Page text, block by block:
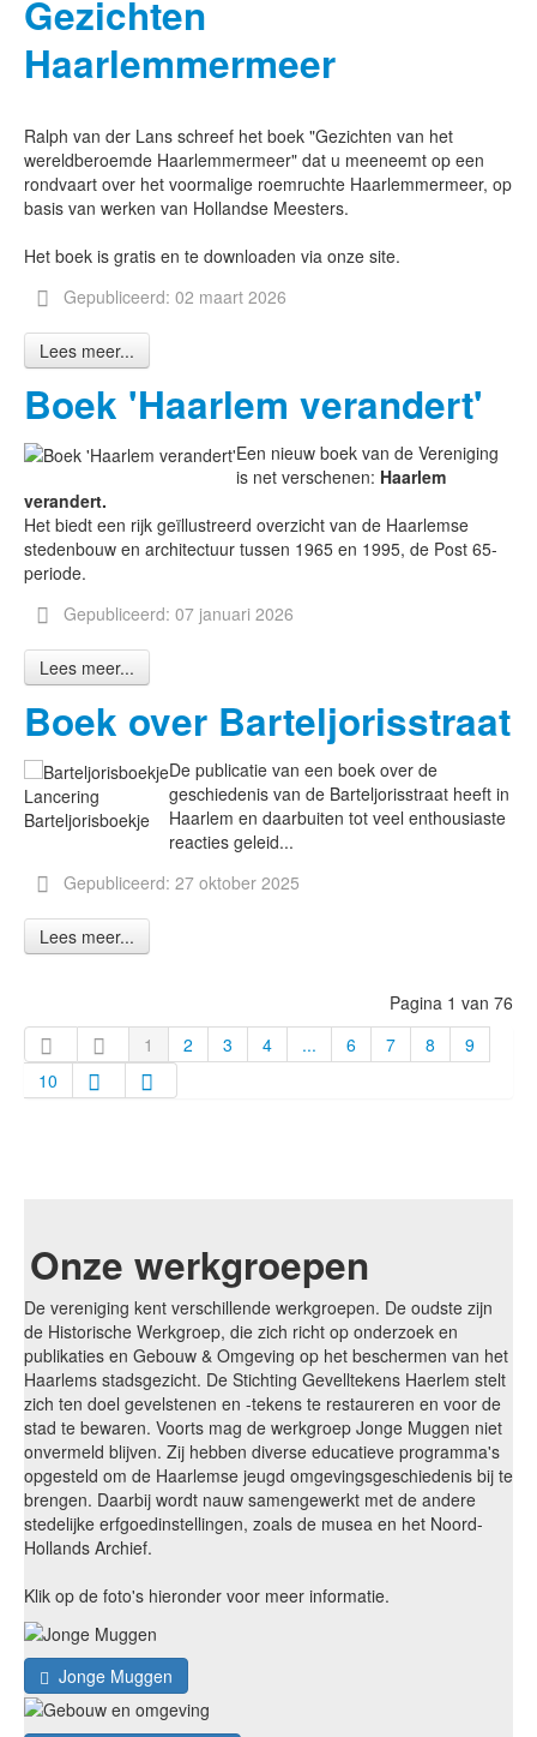
Gezichten
Haarlemmermeer
Ralph van der Lans schreef het boek "Gezichten van het
wereldberoemde Haarlemmermeer" dat u meeneemt op een
rondvaart over het voormalige roemruchte Haarlemmermeer, op
basis van werken van Hollandse Meesters.
Het boek is gratis en te downloaden via onze site.
Gepubliceerd: 02 maart 2026
Lees meer...
Boek 'Haarlem verandert'
Een nieuw boek van de Vereniging
is net verschenen: Haarlem
verandert.
Het biedt een rijk geïllustreerd overzicht van de Haarlemse
stedenbouw en architectuur tussen 1965 en 1995, de Post 65-
periode.
Gepubliceerd: 07 januari 2026
Lees meer...
Boek over Barteljorisstraat
Lancering
Barteljorisboekje
De publicatie van een boek over de
geschiedenis van de Barteljorisstraat heeft in
Haarlem en daarbuiten tot veel enthousiaste
reacties geleid...
Gepubliceerd: 27 oktober 2025
Lees meer...
Pagina 1 van 76
1
2 3 4 ... 6 7 8
9
10
Onze werkgroepen
De vereniging kent verschillende werkgroepen. De oudste zijn
de Historische Werkgroep, die zich richt op onderzoek en
publikaties en Gebouw & Omgeving op het beschermen van het
Haarlems stadsgezicht. De Stichting Gevelltekens Haerlem stelt
zich ten doel gevelstenen en -tekens te restaureren en voor de
stad te bewaren. Voorts mag de werkgroep Jonge Muggen niet
onvermeld blijven. Zij hebben diverse educatieve programma's
opgesteld om de Haarlemse jeugd omgevingsgeschiedenis bij te
brengen. Daarbij wordt nauw samengewerkt met de andere
stedelijke erfgoedinstellingen, zoals de musea en het Noord-
Hollands Archief.
Klik op de foto's hieronder voor meer informatie.
Jonge Muggen